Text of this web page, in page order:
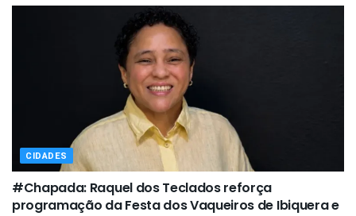
CIDADES
#Chapada: Raquel dos Teclados reforça
programação da Festa dos Vaqueiros de Ibiquera e